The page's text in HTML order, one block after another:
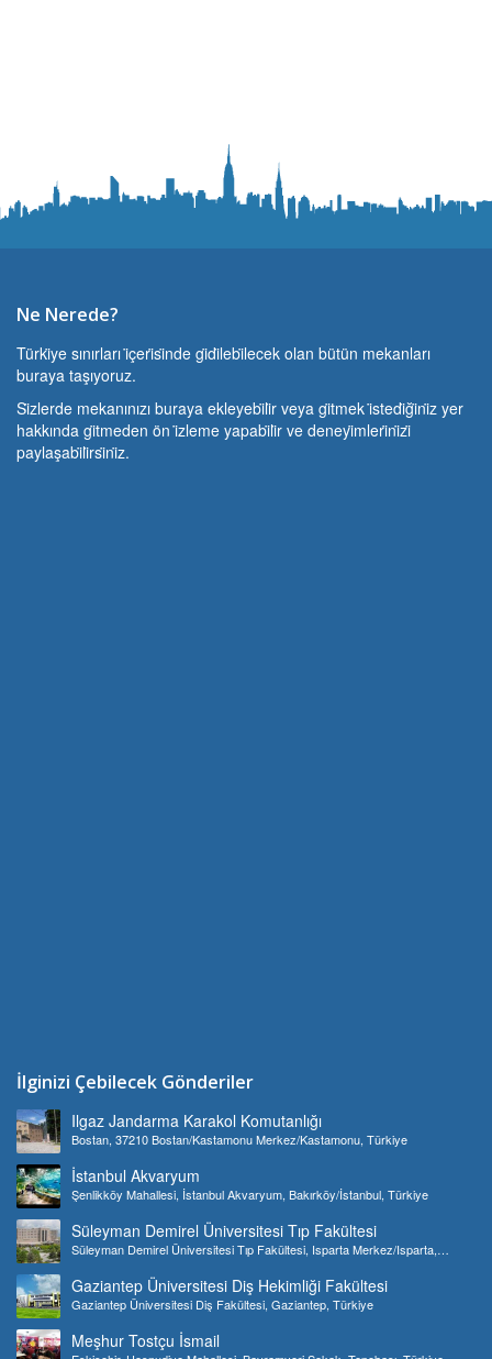
Ne Nerede?
Türki̇ye sınırları i̇çeri̇si̇nde gi̇di̇lebi̇lecek olan bütün mekanları
buraya taşıyoruz.
Si̇zlerde mekanınızı buraya ekleyebi̇li̇r veya gi̇tmek i̇stedi̇ği̇ni̇z yer
hakkında gi̇tmeden ön i̇zleme yapabi̇li̇r ve deneyi̇mleri̇ni̇zi̇
paylaşabi̇li̇rsi̇ni̇z.
İlginizi Çebilecek Gönderiler
Ilgaz Jandarma Karakol Komutanlığı
Bostan, 37210 Bostan/Kastamonu Merkez/Kastamonu, Türkiye
İstanbul Akvaryum
Şenlikköy Mahallesi, İstanbul Akvaryum, Bakırköy/İstanbul, Türkiye
Süleyman Demirel Üniversitesi Tıp Fakültesi
Süleyman Demirel Üniversitesi Tıp Fakültesi, Isparta Merkez/Isparta,
Gaziantep Üniversitesi Diş Hekimliği Fakültesi
Gaziantep Üniversitesi Diş Fakültesi, Gaziantep, Türkiye
Meşhur Tostçu İsmail